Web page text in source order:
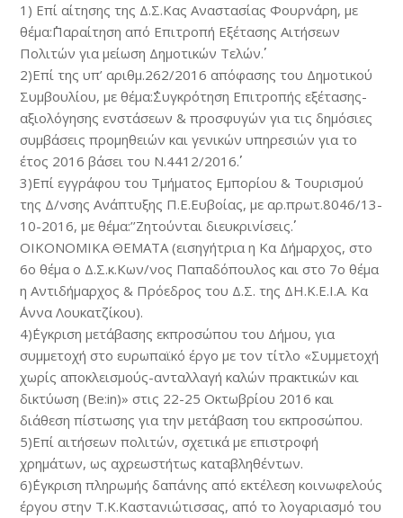
1) Επί αίτησης της Δ.Σ.Κας Αναστασίας Φουρνάρη, με
θέμα:΄΄Παραίτηση από Επιτροπή Εξέτασης Αιτήσεων
Πολιτών για μείωση Δημοτικών Τελών΄΄.
2)Επί της υπ’ αριθμ.262/2016 απόφασης του Δημοτικού
Συμβουλίου, με θέμα:΄΄Συγκρότηση Επιτροπής εξέτασης-
αξιολόγησης ενστάσεων & προσφυγών για τις δημόσιες
συμβάσεις προμηθειών και γενικών υπηρεσιών για το
έτος 2016 βάσει του Ν.4412/2016΄΄.
3)Επί εγγράφου του Τμήματος Εμπορίου & Τουρισμού
της Δ/νσης Ανάπτυξης Π.Ε.Ευβοίας, με αρ.πρωτ.8046/13-
10-2016, με θέμα:’’Ζητούνται διευκρινίσεις΄΄.
ΟΙΚΟΝΟΜΙΚΑ ΘΕΜΑΤΑ (εισηγήτρια η Κα Δήμαρχος, στο
6ο θέμα ο Δ.Σ.κ.Κων/νος Παπαδόπουλος και στο 7ο θέμα
η Αντιδήμαρχος & Πρόεδρος του Δ.Σ. της ΔΗ.Κ.Ε.Ι.Α. Κα
΄Αννα Λουκατζίκου).
4)΄Εγκριση μετάβασης εκπροσώπου του Δήμου, για
συμμετοχή στο ευρωπαϊκό έργο με τον τίτλο «Συμμετοχή
χωρίς αποκλεισμούς-ανταλλαγή καλών πρακτικών και
δικτύωση (Βe:in)» στις 22-25 Οκτωβρίου 2016 και
διάθεση πίστωσης για την μετάβαση του εκπροσώπου.
5)Επί αιτήσεων πολιτών, σχετικά με επιστροφή
χρημάτων, ως αχρεωστήτως καταβληθέντων.
6)΄Εγκριση πληρωμής δαπάνης από εκτέλεση κοινωφελούς
έργου στην Τ.Κ.Καστανιώτισσας, από το λογαριασμό του